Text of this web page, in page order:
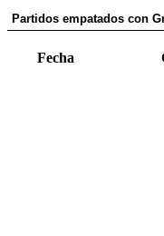
Partidos empatados con
Fecha